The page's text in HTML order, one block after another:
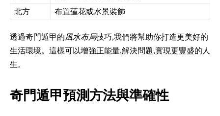
北方
布置蓮花或水景裝飾
透過奇門遁甲的風水布局技巧,我們將幫助你打造更美好的
生活環境。這樣可以增強正能量,解決問題,實現更豐盛的人
生。
奇門遁甲預測方法與準確性